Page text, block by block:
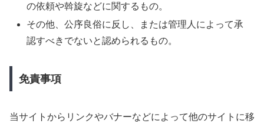
の依頼や斡旋などに関するもの。
その他、公序良俗に反し、または管理人によって承
認すべきでないと認められるもの。
免責事項
当サイトからリンクやバナーなどによって他のサイトに移